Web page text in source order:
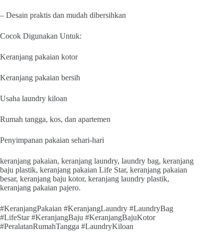
– Desain praktis dan mudah dibersihkan
Cocok Digunakan Untuk:
Keranjang pakaian kotor
Keranjang pakaian bersih
Usaha laundry kiloan
Rumah tangga, kos, dan apartemen
Penyimpanan pakaian sehari-hari
keranjang pakaian, keranjang laundry, laundry bag, keranjang
baju plastik, keranjang pakaian Life Star, keranjang pakaian
besar, keranjang baju kotor, keranjang laundry plastik,
keranjang pakaian pajero.
#KeranjangPakaian #KeranjangLaundry #LaundryBag
#LifeStar #KeranjangBaju #KeranjangBajuKotor
#PeralatanRumahTangga #LaundryKiloan